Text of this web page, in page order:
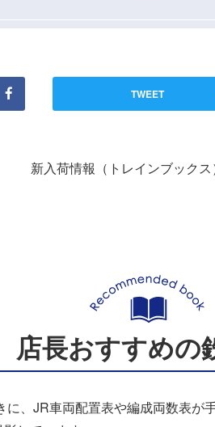
TWEET
新入荷情報（トレインブック
店長おすすめの
、JR車両配置表や編成両数表が